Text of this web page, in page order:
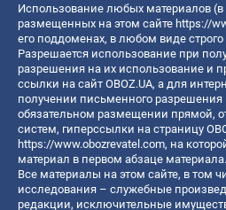
Использование любых материалов
размещенных на этом сайте https://
его поддоменах, в любом виде
Разрешается использование при
разрешения на их использование и
ссылки на сайт OBOZ.UA, а для
получении письменного разрешения
обязательном размещении прямой,
систем, гиперссылки на страницу
https://www.obozrevatel.com, на
материал в первом абзаце материала.
Все материалы на этом сайте, в том
исследования – служебные
редакции, исключительные